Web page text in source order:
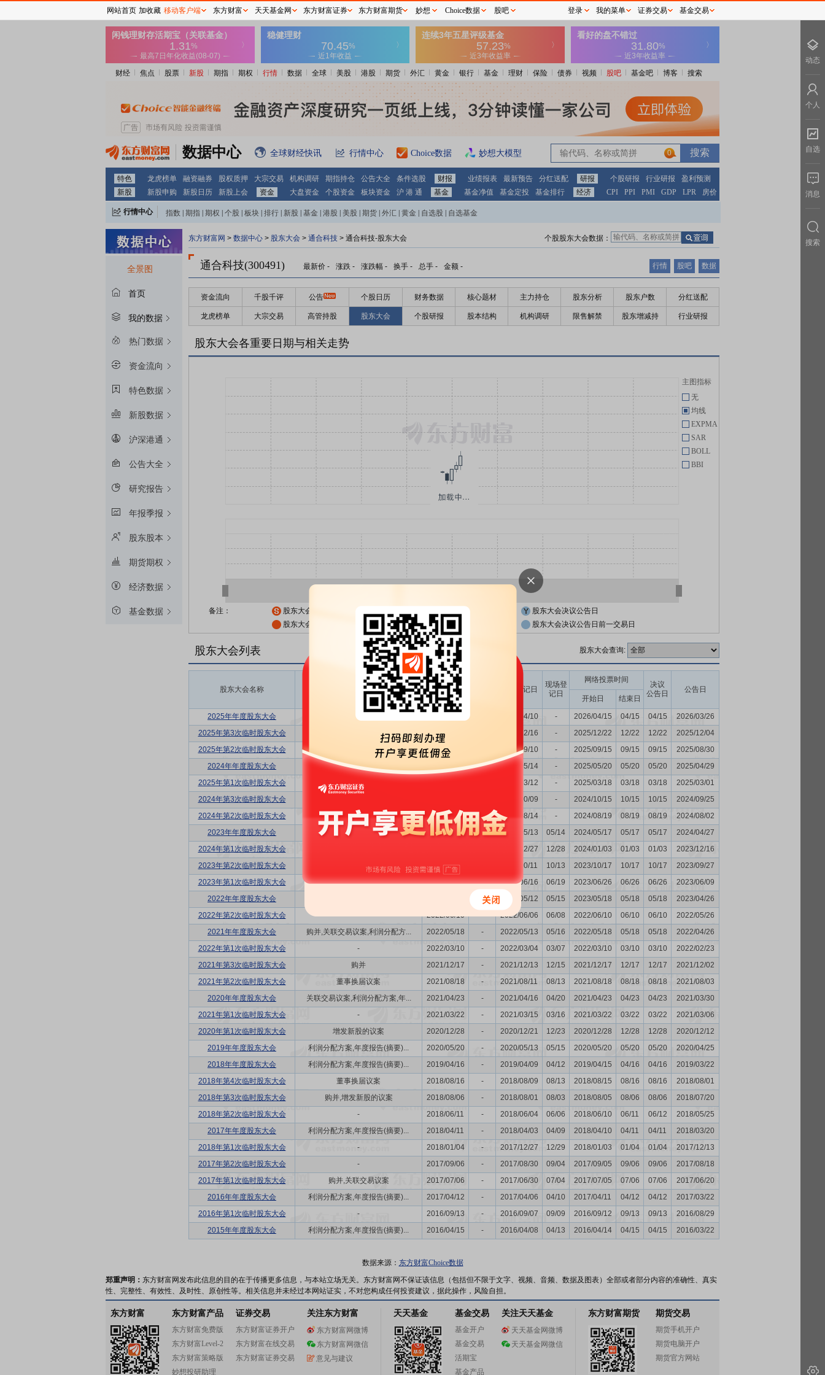
财经 焦点 股票 新股 期指 期权 行情 数据 全球 美股 港股 期货 外汇 黄金 银行 基金 理财 保险 债券 视频 股吧 基金吧 博客 搜索
数据中心 全球财经快讯 行情中心 Choice数据 妙想大模型 0
特色 龙虎榜单 融资融券 股权质押 大宗交易 机构调研 期指持仓 公告大全 条件选股 财报 业绩报表 最新预告 分红送配 研报 个股研报 行业研报
盈利预测
新股
新股申购 新股日历 新股上会 资金 大盘资金 个股资金 板块资金 沪 港 通 基金 基金净值 基金定投 基金排行 经济 CPI PPI PMI GDP LPR 房价
行情中心 指数 期指 期权 个股 板块 排行 新股 基金 港股 美股 期货 外汇 黄金 自选股 自选基金
全景图
首页
我的数据
热门数据
资金流向
特色数据
新股数据
沪深港通
公告大全
研究报告
年报季报
股东股本
期货期权
经济数据
基金数据
东方财富网 > 数据中心 > 股东大会 > 通合科技 > 通合科技-股东大会 个股股东大会数据：
通合科技(300491) 最新价 - 涨跌 - 涨跌幅 - 换手 - 总手 - 金额 - 行情 股吧 数据
资金流向 千股千评 公告 个股日历 财务数据 核心题材 主力持仓 股东分析 股东户数 分红送配
龙虎榜单 大宗交易 高管持股 股东大会 个股研报 股本结构 机构调研 限售解禁 股东增减持 行业研报
股东大会各重要日期与相关走势
主图指标
无
均线
EXPMA
SAR
BOLL
BBI
备注： 股东大会公告日
股东大会决议公告日
股东大会公告日前一交易日
股东大会召开日前一交易日 股东大会决议公告日前一交易日
股东大会列表 股东大会查询:
股东大会名称 议题涉及内容
召开时间
股权登记日
现场登
记日
网络投票时间
决议
公告日
公告日
开始日
开始日 结束日
2025年年度股东大会 利润分配方案,年度报告(摘要)... 2026/04/10 - 2026/04/15 04/15 04/15
2026/03/26
2025年第3次临时股东大会
2025/12/22 2025/12/16 - 2025/12/22 12/22 12/22
2025/12/04
2025年第2次临时股东大会
发行公司债券的议案 2025/09/15 2025/09/10 - 2025/09/15 09/15 09/15
2025/08/30
2024年年度股东大会
利润分配方案,年度报告(摘要)... 2025/05/20 - 2025/05/14 - 2025/05/20 05/20 05/20
2025/04/29
2025年第1次临时股东大会
- 2025/03/12 - 2025/03/18 03/18 03/18
2025/03/01
2024年第3次临时股东大会
2024/10/09 - 2024/10/15 10/15 10/15
2024/09/25
2024年第2次临时股东大会
董事换届议案 2024/08/19 - 2024/08/14 - 2024/08/19 08/19 08/19
2024/08/02
2023年年度股东大会
利润分配方案,年度报告(摘要)... 2024/05/17 - 2024/05/13 05/14 2024/05/17 05/17 05/17
2024/04/27
2024年第1次临时股东大会
2023/12/27 12/28 2024/01/03 01/03 01/03
2023/12/16
2023年第2次临时股东大会
2023/10/17 2023/10/11 10/13 2023/10/17 10/17 10/17
2023/09/27
2023年第1次临时股东大会
购并 2023/06/26 - 2023/06/16 06/19 2023/06/26 06/26 06/26
2023/06/09
2022年年度股东大会
- 2023/05/12 05/15 2023/05/18 05/18 05/18
2023/04/26
2022年第2次临时股东大会
- 2022/06/10 - 2022/06/06 06/08 2022/06/10 06/10 06/10
2022/05/26
2021年年度股东大会
购并,关联交易议案,利润分配方... 2022/05/18 - 2022/05/13 05/16 2022/05/18 05/18 05/18
2022/04/26
2022年第1次临时股东大会
- 2022/03/10 - 2022/03/04 03/07 2022/03/10 03/10 03/10
2022/02/23
2021年第3次临时股东大会
购并 2021/12/17 - 2021/12/13 12/15 2021/12/17 12/17 12/17
2021/12/02
2021年第2次临时股东大会
董事换届议案 2021/08/18 - 2021/08/11 08/13 2021/08/18 08/18 08/18
2021/08/03
2020年年度股东大会
关联交易议案,利润分配方案,年... 2021/04/23 - 2021/04/16 04/20 2021/04/23 04/23 04/23
2021/03/30
2021年第1次临时股东大会
- 2021/03/22 - 2021/03/15 03/16 2021/03/22 03/22 03/22
2021/03/06
2020年第1次临时股东大会
增发新股的议案 2020/12/28 - 2020/12/21 12/23 2020/12/28 12/28 12/28
2020/12/12
2019年年度股东大会
利润分配方案,年度报告(摘要)... 2020/05/20 - 2020/05/13 05/15 2020/05/20 05/20 05/20
2020/04/25
2018年年度股东大会
利润分配方案,年度报告(摘要)... 2019/04/16 - 2019/04/09 04/12 2019/04/15 04/16 04/16
2019/03/22
2018年第4次临时股东大会
董事换届议案 2018/08/16 - 2018/08/09 08/13 2018/08/15 08/16 08/16
2018/08/01
2018年第3次临时股东大会
购并,增发新股的议案 2018/08/06 - 2018/08/01 08/03 2018/08/05 08/06 08/06
2018/07/20
2018年第2次临时股东大会
- 2018/06/11 - 2018/06/04 06/06 2018/06/10 06/11 06/12
2018/05/25
2017年年度股东大会
利润分配方案,年度报告(摘要)... 2018/04/11 - 2018/04/03 04/09 2018/04/10 04/11 04/11
2018/03/20
2018年第1次临时股东大会
- 2018/01/04 - 2017/12/27 12/29 2018/01/03 01/04 01/04
2017/12/13
2017年第2次临时股东大会
- 2017/09/06 - 2017/08/30 09/04 2017/09/05 09/06 09/06
2017/08/18
2017年第1次临时股东大会
购并,关联交易议案 2017/07/06 - 2017/06/30 07/04 2017/07/05 07/06 07/06
2017/06/20
2016年年度股东大会
利润分配方案,年度报告(摘要)... 2017/04/12 - 2017/04/06 04/10 2017/04/11 04/12 04/12
2017/03/22
2016年第1次临时股东大会
- 2016/09/13 - 2016/09/07 09/09 2016/09/12 09/13 09/13
2016/08/29
2015年年度股东大会
利润分配方案,年度报告(摘要)... 2016/04/15 - 2016/04/08 04/13 2016/04/14 04/15 04/15 2016/03/22
数据来源： 东方财富Choice数据
郑重声明： 东方财富网发布此信息的目的在于传播更多信息，与本站立场无关。东方财富网不保证该信息（包括但不限于文字、视频、音频、数据及图表）全部或者部分内容的准确性、真实
性、完整性、有效性、及时性、原创性等。相关信息并未经过本网站证实，不对您构成任何投资建议，据此操作，风险自担。
东方财富 东方财富产品
东方财富免费版
东方财富Level-2
东方财富策略版
妙想投研助理
证券交易
东方财富证券开户
东方财富在线交易
东方财富证券交易
关注东方财富
东方财富网微博
东方财富网微信
意见与建议
天天基金 基金交易
基金开户
基金交易
活期宝
基金产品
关注天天基金
天天基金网微博
天天基金网微信
东方财富期货 期货交易
期货手机开户
期货电脑开户
期货官方网站
网站首页 加收藏 移动客户端 东方财富 天天基金网 东方财富证券 东方财富期货 妙想 Choice数据 股吧 登录 我的菜单 证券交易 基金交易
动态
个人
自选
消息
搜索